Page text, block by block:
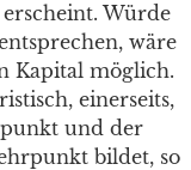
Würde
wäre
Kapital möglich.
einerseits,
und der
bildet, so